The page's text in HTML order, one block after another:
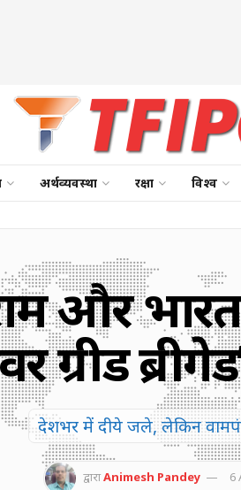
अर्थव्यवस्था रक्षा विश्व
और
ग्रीड
देशभर में दीये जले, लेकिन
द्वाराAnimesh Pandey 6